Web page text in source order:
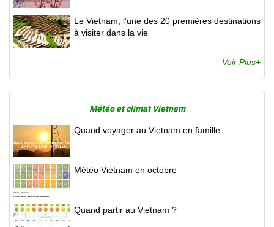
Le Vietnam, l’une des 20 premières destinations
à visiter dans la vie
Voir Plus+
Météo et climat Vietnam
Quand voyager au Vietnam en famille
Météo Vietnam en octobre
Quand partir au Vietnam ?